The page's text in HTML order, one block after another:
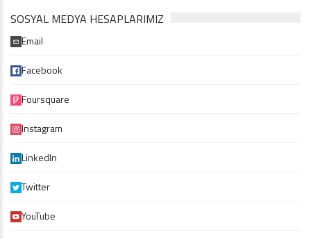
SOSYAL MEDYA HESAPLARIMIZ
Email
Facebook
Foursquare
Instagram
LinkedIn
Twitter
YouTube